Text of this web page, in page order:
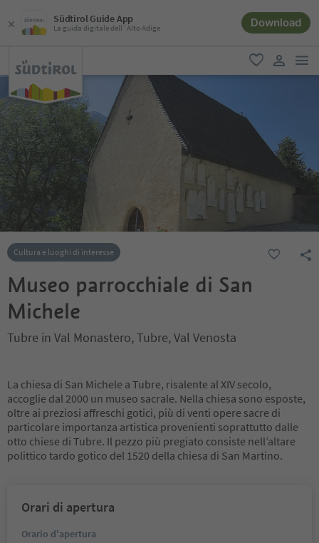
Südtirol Guide App
La guida digitale dell´Alto Adige Download
favoriti
user link
Cultura e luoghi di interesse
Museo parrocchiale di San
Michele
Tubre in Val Monastero, Tubre, Val Venosta
La chiesa di San Michele a Tubre, risalente al XIV secolo,
accoglie dal 2000 un museo sacrale. Nella chiesa sono esposte,
oltre ai preziosi affreschi gotici, più di venti opere sacre di
particolare importanza artistica provenienti soprattutto dalle
otto chiese di Tubre. Il pezzo più pregiato consiste nell’altare
polittico tardo gotico del 1520 della chiesa di San Martino.
Orari di apertura
Orario d'apertura